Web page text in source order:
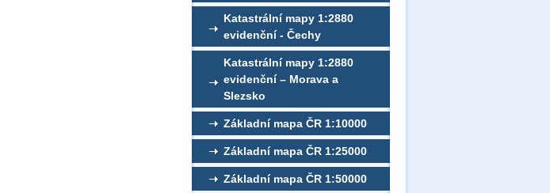
Katastrální mapy 1:2880
evidenční - Čechy
Katastrální mapy 1:2880
evidenční – Morava a
Slezsko
Základní mapa ČR 1:10000
Základní mapa ČR 1:25000
Základní mapa ČR 1:50000